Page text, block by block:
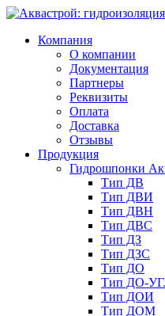
Компания
О компании
Документация
Партнеры
Реквизиты
Оплата
Доставка
Отзывы
Продукция
Гидрошпонки
Тип ДВ
Тип ДВИ
Тип ДВН
Тип ДВС
Тип ДЗ
Тип ДЗС
Тип ДО
Тип ДО-
Тип ДОИ
Тип ДОМ